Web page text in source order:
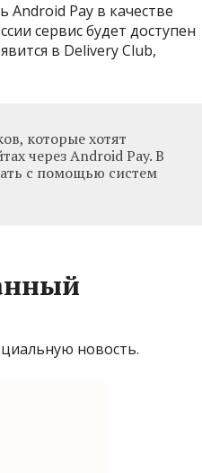
Pay в качестве
сервис будет доступен
в Delivery Club,
которые хотят
через Android Pay. В
с помощью систем
новость.